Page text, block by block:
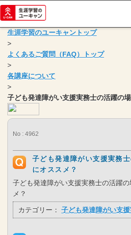
生涯学習のユーキャントップ
>
よくあるご質問（FAQ）トップ
>
各講座について
>
子ども発達障がい支援実務士の活躍の
No : 4962
子ども発達障がい支援実務
にオススメ？
子ども発達障がい支援実務士の活躍
メ？
カテゴリー： 子ども発達障がい支